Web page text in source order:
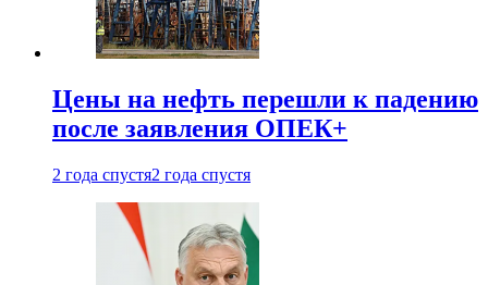
Цены на нефть перешли к падению
после заявления ОПЕК+
2 года спустя2 года спустя